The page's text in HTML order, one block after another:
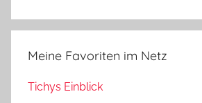
Meine Favoriten im Netz
Tichys Einblick